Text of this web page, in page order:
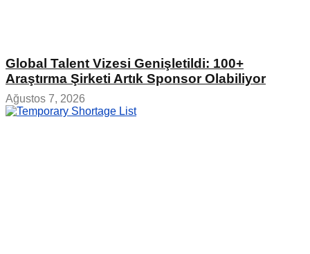
Global Talent Vizesi Genişletildi: 100+
Araştırma Şirketi Artık Sponsor Olabiliyor
Ağustos 7, 2026